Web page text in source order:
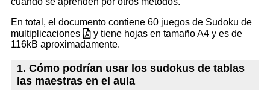
En total, el documento contiene 60 juegos de Sudoku de
multiplicaciones
y tiene hojas en tamaño A4 y es de
116kB aproximadamente.
1. Cómo podrían usar los sudokus de tablas
las maestras en el aula